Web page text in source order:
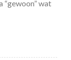
“gewoon” wat